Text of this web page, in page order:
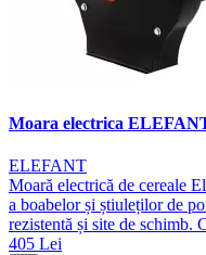
Moara electrica
ELEFANT
Moară electrică de cereale
a boabelor și știuleților de
rezistentă și site de schimb.
405 Lei